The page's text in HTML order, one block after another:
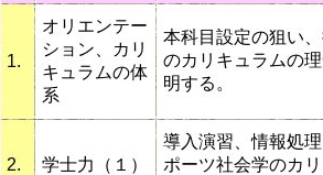
1.
オリエンテー
ション、カリ
キュラムの体
系
本科目設定の狙い
のカリキュラムの
明する。
2. 学士力（１）
導入演習、情報処
ポーツ社会学のカ